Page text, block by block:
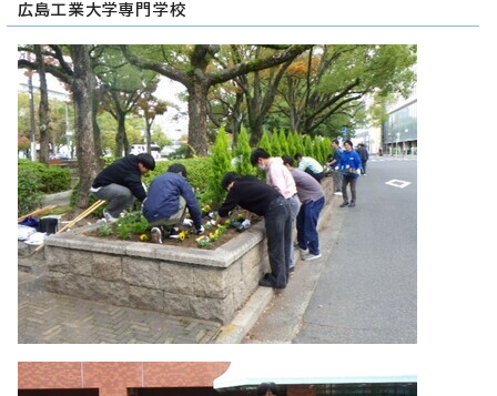
広島工業大学専門学校